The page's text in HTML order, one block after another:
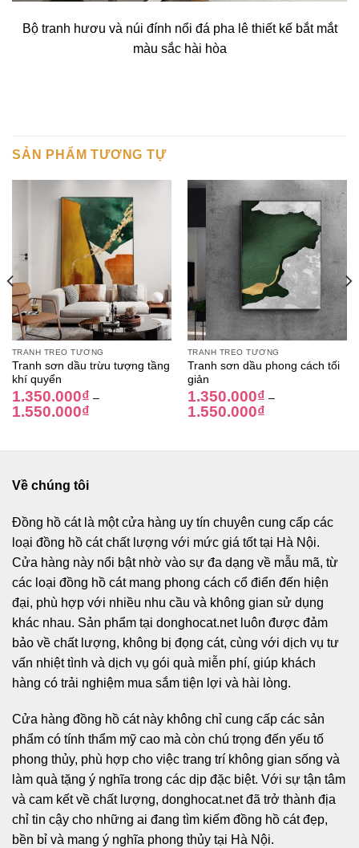
Bộ tranh hươu và núi đính nổi đá pha lê thiết kế bắt mắt
màu sắc hài hòa
SẢN PHẨM TƯƠNG TỰ
TRANH TREO TƯỜNG
Tranh sơn dầu trừu tượng tầng
khí quyển
1.350.000₫ –
1.550.000₫
TRANH TREO TƯỜNG
Tranh sơn dầu phong cách tối
giản
1.350.000₫ –
1.550.000₫
Về chúng tôi
Đồng hồ cátlà một cửa hàng uy tín chuyên cung cấp các
loại đồng hồ cát chất lượng với mức giá tốt tại Hà Nội.
Cửa hàng này nổi bật nhờ vào sự đa dạng về mẫu mã, từ
các loại đồng hồ cát mang phong cách cổ điển đến hiện
đại, phù hợp với nhiều nhu cầu và không gian sử dụng
khác nhau. Sản phẩm tại donghocat.net luôn được đảm
bảo về chất lượng, không bị đọng cát, cùng với dịch vụ tư
vấn nhiệt tình và dịch vụ gói quà miễn phí, giúp khách
hàng có trải nghiệm mua sắm tiện lợi và hài lòng.
Cửa hàng đồng hồ cát này không chỉ cung cấp các sản
phẩm có tính thẩm mỹ cao mà còn chú trọng đến yếu tố
phong thủy, phù hợp cho việc trang trí không gian sống và
làm quà tặng ý nghĩa trong các dịp đặc biệt. Với sự tận tâm
và cam kết về chất lượng, donghocat.net đã trở thành địa
chỉ tin cậy cho những ai đang tìm kiếm đồng hồ cát đẹp,
bền bỉ và mang ý nghĩa phong thủy tại Hà Nội.